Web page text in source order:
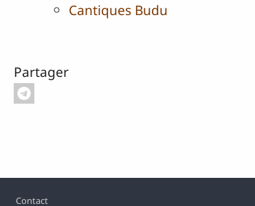
Cantiques Budu
Partager
Pied de page
Contact